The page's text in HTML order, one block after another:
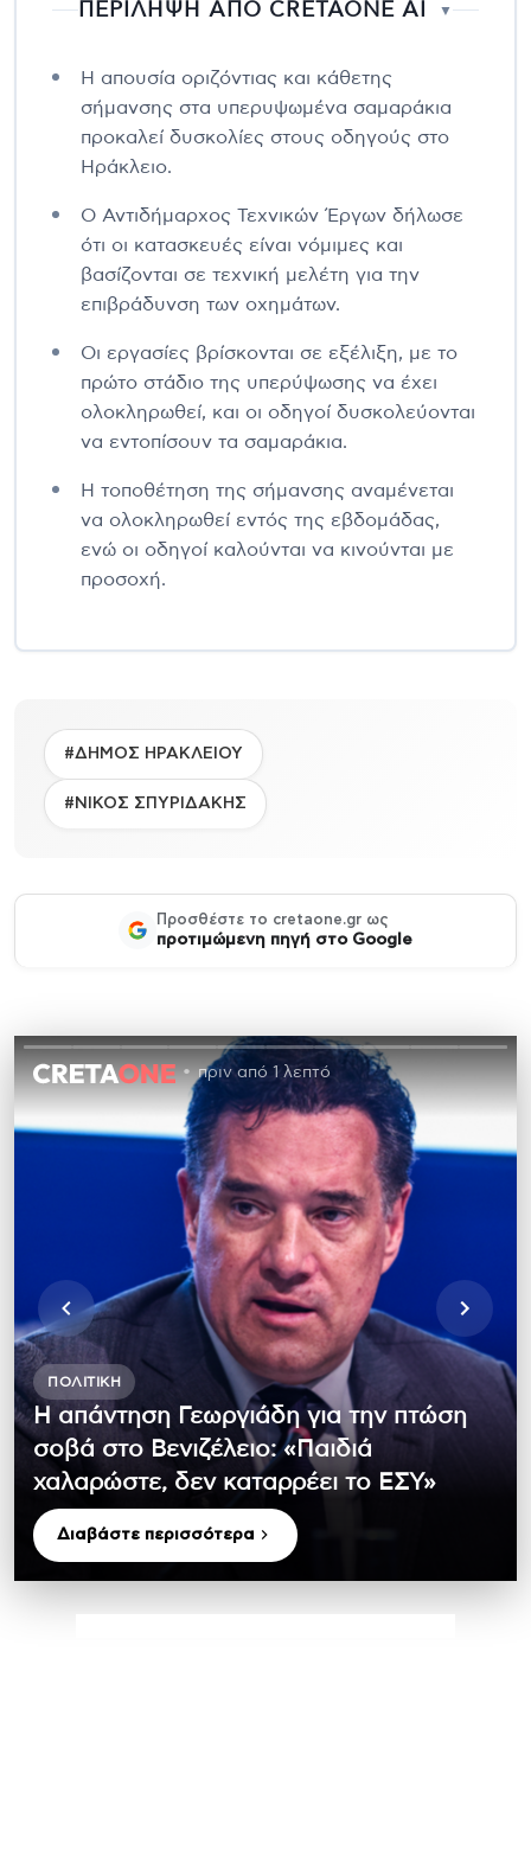
ΠΕΡΙΛΗΨΗ ΑΠΟ CRETAONE AI ▼
Η απουσία οριζόντιας και κάθετης
σήμανσης στα υπερυψωμένα σαμαράκια
προκαλεί δυσκολίες στους οδηγούς στο
Ηράκλειο.
Ο Αντιδήμαρχος Τεχνικών Έργων δήλωσε
ότι οι κατασκευές είναι νόμιμες και
βασίζονται σε τεχνική μελέτη για την
επιβράδυνση των οχημάτων.
Οι εργασίες βρίσκονται σε εξέλιξη, με το
πρώτο στάδιο της υπερύψωσης να έχει
ολοκληρωθεί, και οι οδηγοί δυσκολεύονται
να εντοπίσουν τα σαμαράκια.
Η τοποθέτηση της σήμανσης αναμένεται
να ολοκληρωθεί εντός της εβδομάδας,
ενώ οι οδηγοί καλούνται να κινούνται με
προσοχή.
#ΔΗΜΟΣ ΗΡΑΚΛΕΙΟΥ
#ΝΙΚΟΣ ΣΠΥΡΙΔΑΚΗΣ
Προσθέστε το cretaone.gr ως
προτιμώμενη πηγή στο Google
πριν από 1 λεπτό
ΠΟΛΙΤΙΚΉ
Η απάντηση Γεωργιάδη για την πτώση
σοβά στο Βενιζέλειο: «Παιδιά
χαλαρώστε, δεν καταρρέει το ΕΣΥ»
Διαβάστε περισσότερα